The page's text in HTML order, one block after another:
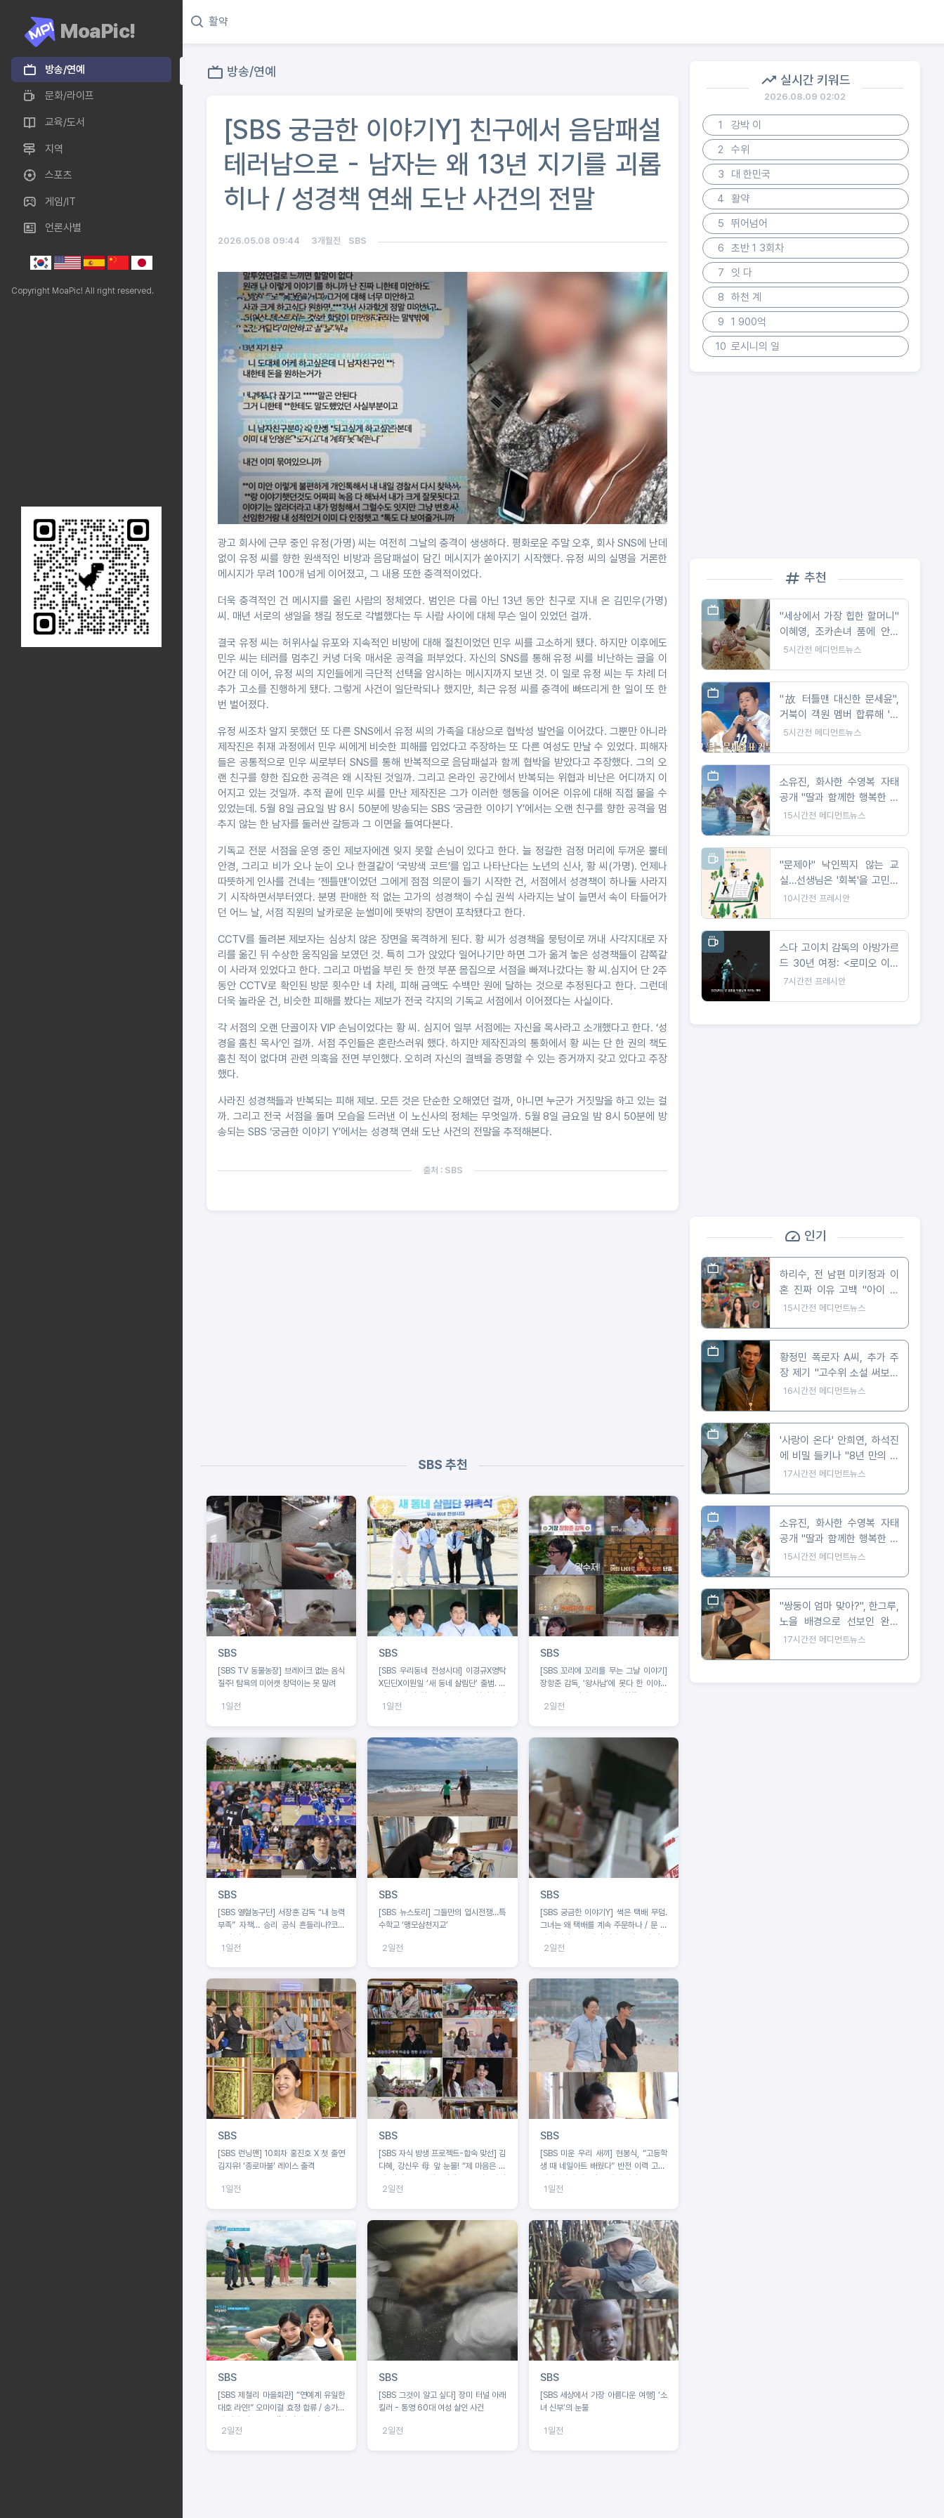
MoaPic!
방송/연예
문화/라이프
교육/도서
지역
스포츠
게임/IT
언론사별
Copyright MoaPic! All right reserved.
방송/연예
[SBS 궁금한 이야기Y] 친구에서 음담패설
테러남으로 - 남자는 왜 13년 지기를 괴롭
히나 / 성경책 연쇄 도난 사건의 전말
2026.05.08 09:44 3개월전 SBS
광고 회사에 근무 중인 유정(가명) 씨는 여전히 그날의 충격이 생생하다. 평화로운 주말 오후, 회사 SNS에 난데
없이 유정 씨를 향한 원색적인 비방과 음담패설이 담긴 메시지가 쏟아지기 시작했다. 유정 씨의 실명을 거론한
메시지가 무려 100개 넘게 이어졌고, 그 내용 또한 충격적이었다.
더욱 충격적인 건 메시지를 올린 사람의 정체였다. 범인은 다름 아닌 13년 동안 친구로 지내 온 김민우(가명)
씨. 매년 서로의 생일을 챙길 정도로 각별했다는 두 사람 사이에 대체 무슨 일이 있었던 걸까.
결국 유정 씨는 허위사실 유포와 지속적인 비방에 대해 절친이었던 민우 씨를 고소하게 됐다. 하지만 이후에도
민우 씨는 테러를 멈추긴 커녕 더욱 매서운 공격을 퍼부었다. 자신의 SNS를 통해 유정 씨를 비난하는 글을 이
어간 데 이어, 유정 씨의 지인들에게 극단적 선택을 암시하는 메시지까지 보낸 것. 이 일로 유정 씨는 두 차례 더
추가 고소를 진행하게 됐다. 그렇게 사건이 일단락되나 했지만, 최근 유정 씨를 충격에 빠뜨리게 한 일이 또 한
번 벌어졌다.
유정 씨조차 알지 못했던 또 다른 SNS에서 유정 씨의 가족을 대상으로 협박성 발언을 이어갔다. 그뿐만 아니라
제작진은 취재 과정에서 민우 씨에게 비슷한 피해를 입었다고 주장하는 또 다른 여성도 만날 수 있었다. 피해자
들은 공통적으로 민우 씨로부터 SNS를 통해 반복적으로 음담패설과 함께 협박을 받았다고 주장했다. 그의 오
랜 친구를 향한 집요한 공격은 왜 시작된 것일까. 그리고 온라인 공간에서 반복되는 위협과 비난은 어디까지 이
어지고 있는 것일까. 추적 끝에 민우 씨를 만난 제작진은 그가 이러한 행동을 이어온 이유에 대해 직접 물을 수
있었는데. 5월 8일 금요일 밤 8시 50분에 방송되는 SBS ‘궁금한 이야기 Y’에서는 오랜 친구를 향한 공격을 멈
추지 않는 한 남자를 둘러싼 갈등과 그 이면을 들여다본다.
기독교 전문 서점을 운영 중인 제보자에겐 잊지 못할 손님이 있다고 한다. 늘 정갈한 검정 머리에 두꺼운 뿔테
안경, 그리고 비가 오나 눈이 오나 한결같이 ‘국방색 코트’를 입고 나타난다는 노년의 신사, 황 씨(가명). 언제나
따뜻하게 인사를 건네는 ‘젠틀맨’이었던 그에게 점점 의문이 들기 시작한 건, 서점에서 성경책이 하나둘 사라지
기 시작하면서부터였다. 분명 판매한 적 없는 고가의 성경책이 수십 권씩 사라지는 날이 늘면서 속이 타들어가
던 어느 날, 서점 직원의 날카로운 눈썰미에 뜻밖의 장면이 포착됐다고 한다.
CCTV를 돌려본 제보자는 심상치 않은 장면을 목격하게 된다. 황 씨가 성경책을 뭉텅이로 꺼내 사각지대로 자
리를 옮긴 뒤 수상한 움직임을 보였던 것. 특히 그가 앉았다 일어나기만 하면 그가 옮겨 놓은 성경책들이 감쪽같
이 사라져 있었다고 한다. 그리고 마법을 부린 듯 한껏 부푼 몸집으로 서점을 빠져나갔다는 황 씨.심지어 단 2주
동안 CCTV로 확인된 방문 횟수만 네 차례, 피해 금액도 수백만 원에 달하는 것으로 추정된다고 한다. 그런데
더욱 놀라운 건, 비슷한 피해를 봤다는 제보가 전국 각지의 기독교 서점에서 이어졌다는 사실이다.
각 서점의 오랜 단골이자 VIP 손님이었다는 황 씨. 심지어 일부 서점에는 자신을 목사라고 소개했다고 한다. ‘성
경을 훔친 목사’인 걸까. 서점 주인들은 혼란스러워 했다. 하지만 제작진과의 통화에서 황 씨는 단 한 권의 책도
훔친 적이 없다며 관련 의혹을 전면 부인했다. 오히려 자신의 결백을 증명할 수 있는 증거까지 갖고 있다고 주장
했다.
사라진 성경책들과 반복되는 피해 제보. 모든 것은 단순한 오해였던 걸까, 아니면 누군가 거짓말을 하고 있는 걸
까. 그리고 전국 서점을 돌며 모습을 드러낸 이 노신사의 정체는 무엇일까. 5월 8일 금요일 밤 8시 50분에 방
송되는 SBS ‘궁금한 이야기 Y’에서는 성경책 연쇄 도난 사건의 전말을 추적해본다.
출처 : SBS
SBS 추천
SBS
[SBS TV 동물농장] 브레이크 없는 음식
질주! 탐욕의 미어캣 창덕이는 못 말려
1일전
SBS
[SBS 우리동네 전성시대] 이경규X영탁
X딘딘X이원일 ‘새 동네 살림단’ 출범. 딘
포기 선언
1일전
SBS
[SBS 꼬리에 꼬리를 무는 그날 이야기]
장항준 감독, ‘왕사남’에 못다 한 이야기
능’ 동시간대 1위!
2일전
SBS
[SBS 열혈농구단] 서장훈 감독 “내 능력
부족” 자책… 승리 공식 흔들리나?코뼈
부상 딛고 돌아온 오승훈!
1일전
SBS
[SBS 뉴스토리] 그들만의 입시전쟁…특
수학교 ‘맹모삼천지교’
2일전
SBS
[SBS 궁금한 이야기Y] 썩은 택배 무덤.
그녀는 왜 택배를 계속 주문하나 / 문 하
나 사이의 공포 앞집 여자는 왜 우리 집을
노렸나
2일전
SBS
[SBS 런닝맨] 10회차 홍진호 X 첫 출연
김지유! '종로마불' 레이스 출격
1일전
SBS
[SBS 자식 방생 프로젝트-합숙 맞선] 김
다혜, 강신우 母 앞 눈물! “제 마음은 이
예측불가!
2일전
SBS
[SBS 미운 우리 새끼] 현봉식, “고등학
생 때 네일아트 배웠다” 반전 이력 고백!
1일전
SBS
[SBS 제철리 마을회관] “연예계 유일한
대호 라인!” 오마이걸 효정 합류 / 송가인
2일전
SBS
[SBS 그것이 알고 싶다] 장미 터널 아래
킬러 - 통영 60대 여성 살인 사건
2일전
SBS
[SBS 세상에서 가장 아름다운 여행] ‘소
녀 신부’의 눈물
1일전
실시간 키워드
2026.08.09 02:02
1
강박 이
2
수위
3
대 한민국
4
활약
5
뛰어넘어
6
초반 1 3회차
7
잇 다
8
하천 계
9
1 900억
10 로시니의 일
추천
"세상에서 가장 힙한 할머니"
이혜영, 조카손녀 품에 안고
전한 기쁜 소식
5시간전 메디먼트뉴스
"故 터틀맨 대신한 문세윤",
거북이 객원 멤버 합류해 '불
후의 명곡' 폭소
5시간전 메디먼트뉴스
소유진, 화사한 수영복 자태
공개 "딸과 함께한 행복한 여
름"
15시간전 메디먼트뉴스
"문제아" 낙인찍지 않는 교
실…선생님은 '회복'을 고민했
다
10시간전 프레시안
스다 고이치 감독의 아방가르
드 30년 여정: <로미오 이즈
어 데드맨>
7시간전 프레시안
인기
하리수, 전 남편 미키정과 이
혼 진짜 이유 고백 "아이 못
낳아 미안했다"
15시간전 메디먼트뉴스
황정민 폭로자 A씨, 추가 주
장 제기 "고수위 소설 써보라
요구 받아"
16시간전 메디먼트뉴스
'사랑이 온다' 안희연, 하석진
에 비밀 들키나 "8년 만의 숨
막히는 대치"
17시간전 메디먼트뉴스
소유진, 화사한 수영복 자태
공개 "딸과 함께한 행복한 여
름"
15시간전 메디먼트뉴스
"쌍둥이 엄마 맞아?", 한그루,
노을 배경으로 선보인 완벽
비키니 자태
17시간전 메디먼트뉴스